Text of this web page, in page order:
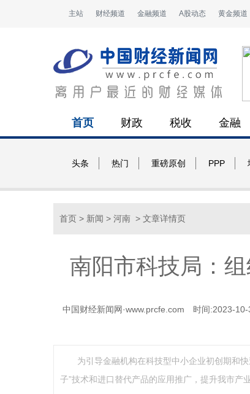
主站 财经频道 金融频道 A股动态 黄金频道
首页 财政 税收 金融
头条 热门 重磅原创 PPP
首页 > 新闻 > 河南 > 文章详情页
南阳市科技局：
中国财经新闻网·www.prcfe.com 时间:2023-
为引导金融机构在科技型中小企业初创期和
子”技术和进口替代产品的应用推广，提升我市产